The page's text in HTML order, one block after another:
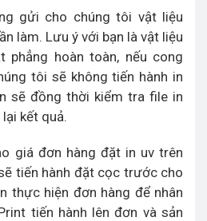
gửi cho chúng tôi vật liệu
làm. Lưu ý với bạn là vật liệu
phẳng hoàn toàn, nếu cong
tôi sẽ không tiến hành in
sẽ đồng thời kiểm tra file in
kết quả.
giá đơn hàng đặt in uv trên
tiến hành đặt cọc trước cho
thực hiện đơn hàng để nhân
tiến hành lên đơn và sản